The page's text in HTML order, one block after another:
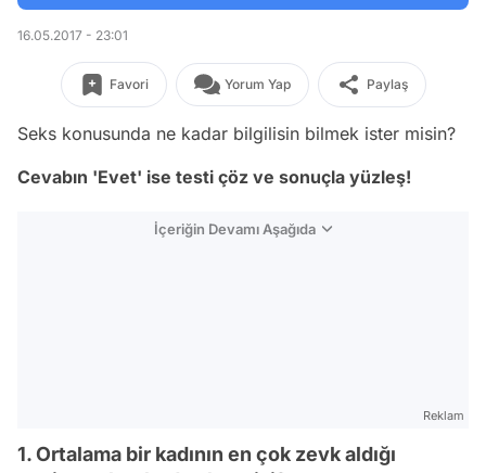
16.05.2017 - 23:01
Favori Yorum Yap Paylaş
Seks konusunda ne kadar bilgilisin bilmek ister misin?
Cevabın 'Evet' ise testi çöz ve sonuçla yüzleş!
İçeriğin Devamı Aşağıda
Reklam
1. Ortalama bir kadının en çok zevk aldığı